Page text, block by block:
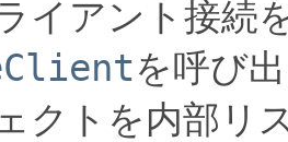
イアント接続
を呼び
クトを内部リ